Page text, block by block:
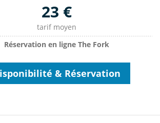
23 €
tarif moyen
Réservation en ligne The Fork
& Réservation